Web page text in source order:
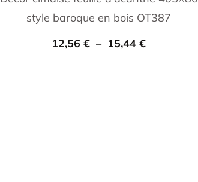
style baroque en bois OT387
12,56€ – 15,44€